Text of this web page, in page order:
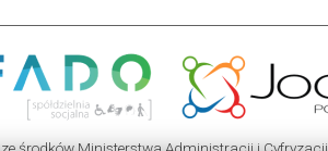
środków Ministerstwa Administracji i Cyfryzacji